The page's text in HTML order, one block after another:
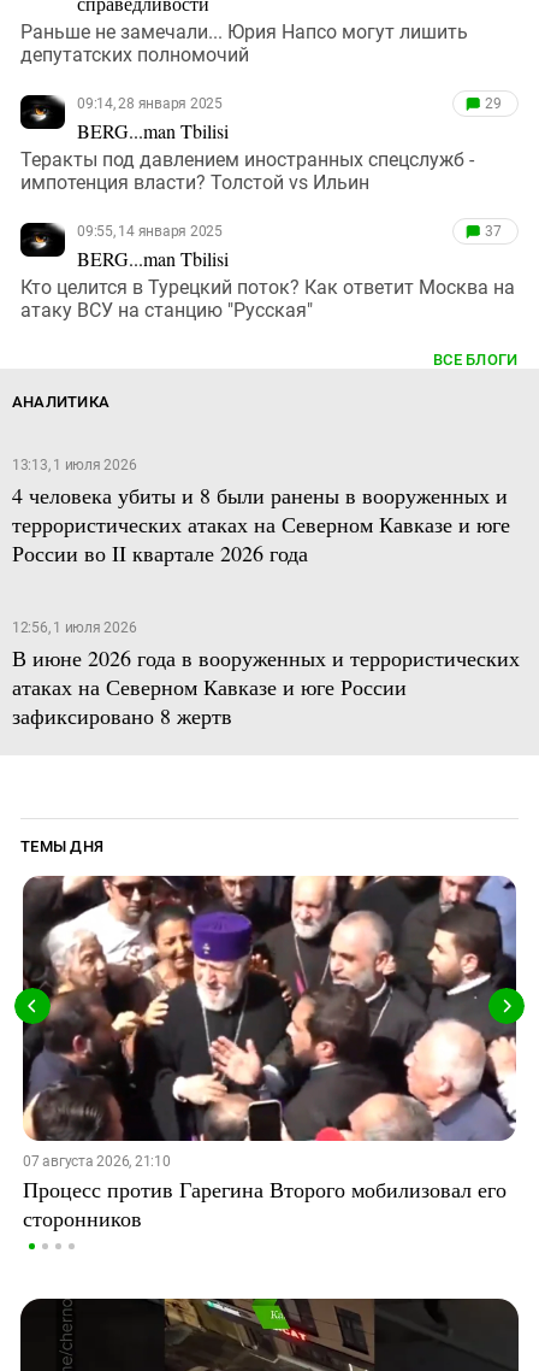
Раньше не замечали... Юрия Напсо могут лишить
депутатских полномочий
09:14, 28 января 2025
BERG...man Tbilisi
29
Теракты под давлением иностранных спецслужб -
импотенция власти? Толстой vs Ильин
09:55, 14 января 2025
BERG...man Tbilisi
37
Кто целится в Турецкий поток? Как ответит Москва на
атаку ВСУ на станцию "Русская"
ВСЕ БЛОГИ
АНАЛИТИКА
13:13, 1 июля 2026
4 человека убиты и 8 были ранены в вооруженных и
террористических атаках на Северном Кавказе и юге
России во II квартале 2026 года
12:56, 1 июля 2026
В июне 2026 года в вооруженных и террористических
атаках на Северном Кавказе и юге России
зафиксировано 8 жертв
ТЕМЫ ДНЯ
07 августа 2026, 21:10
Процесс против Гарегина Второго мобилизовал его
сторонников